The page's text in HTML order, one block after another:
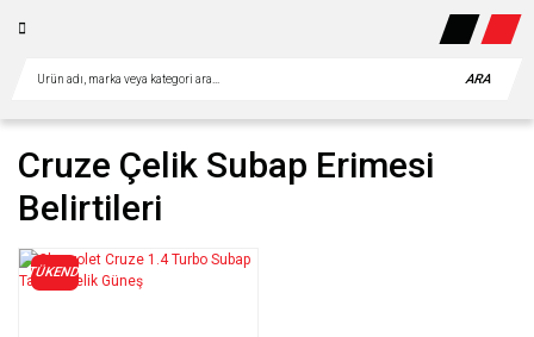
ARA
Cruze Çelik Subap Erimesi
Belirtileri
TÜKENDİ